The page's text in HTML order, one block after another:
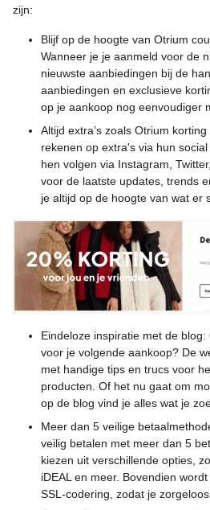
zijn:
Blijf op de hoogte van Otrium
Wanneer je je aanmeld voor de
nieuwste aanbiedingen bij de
aanbiedingen en exclusieve
op je aankoop nog eenvoudiger
Altijd extra’s zoals Otrium
rekenen op extra's via hun
hen volgen via Instagram,
voor de laatste updates, trends
je altijd op de hoogte van wat er
Eindeloze inspiratie met de
voor je volgende aankoop? De
met handige tips en trucs voor
producten. Of het nu gaat om
op de blog vind je alles wat je
Meer dan 5 veilige
veilig betalen met meer dan 5
kiezen uit verschillende opties,
iDEAL en meer. Bovendien
SSL-codering, zodat je